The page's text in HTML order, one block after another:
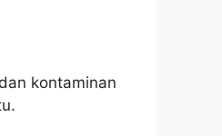
kontaminan